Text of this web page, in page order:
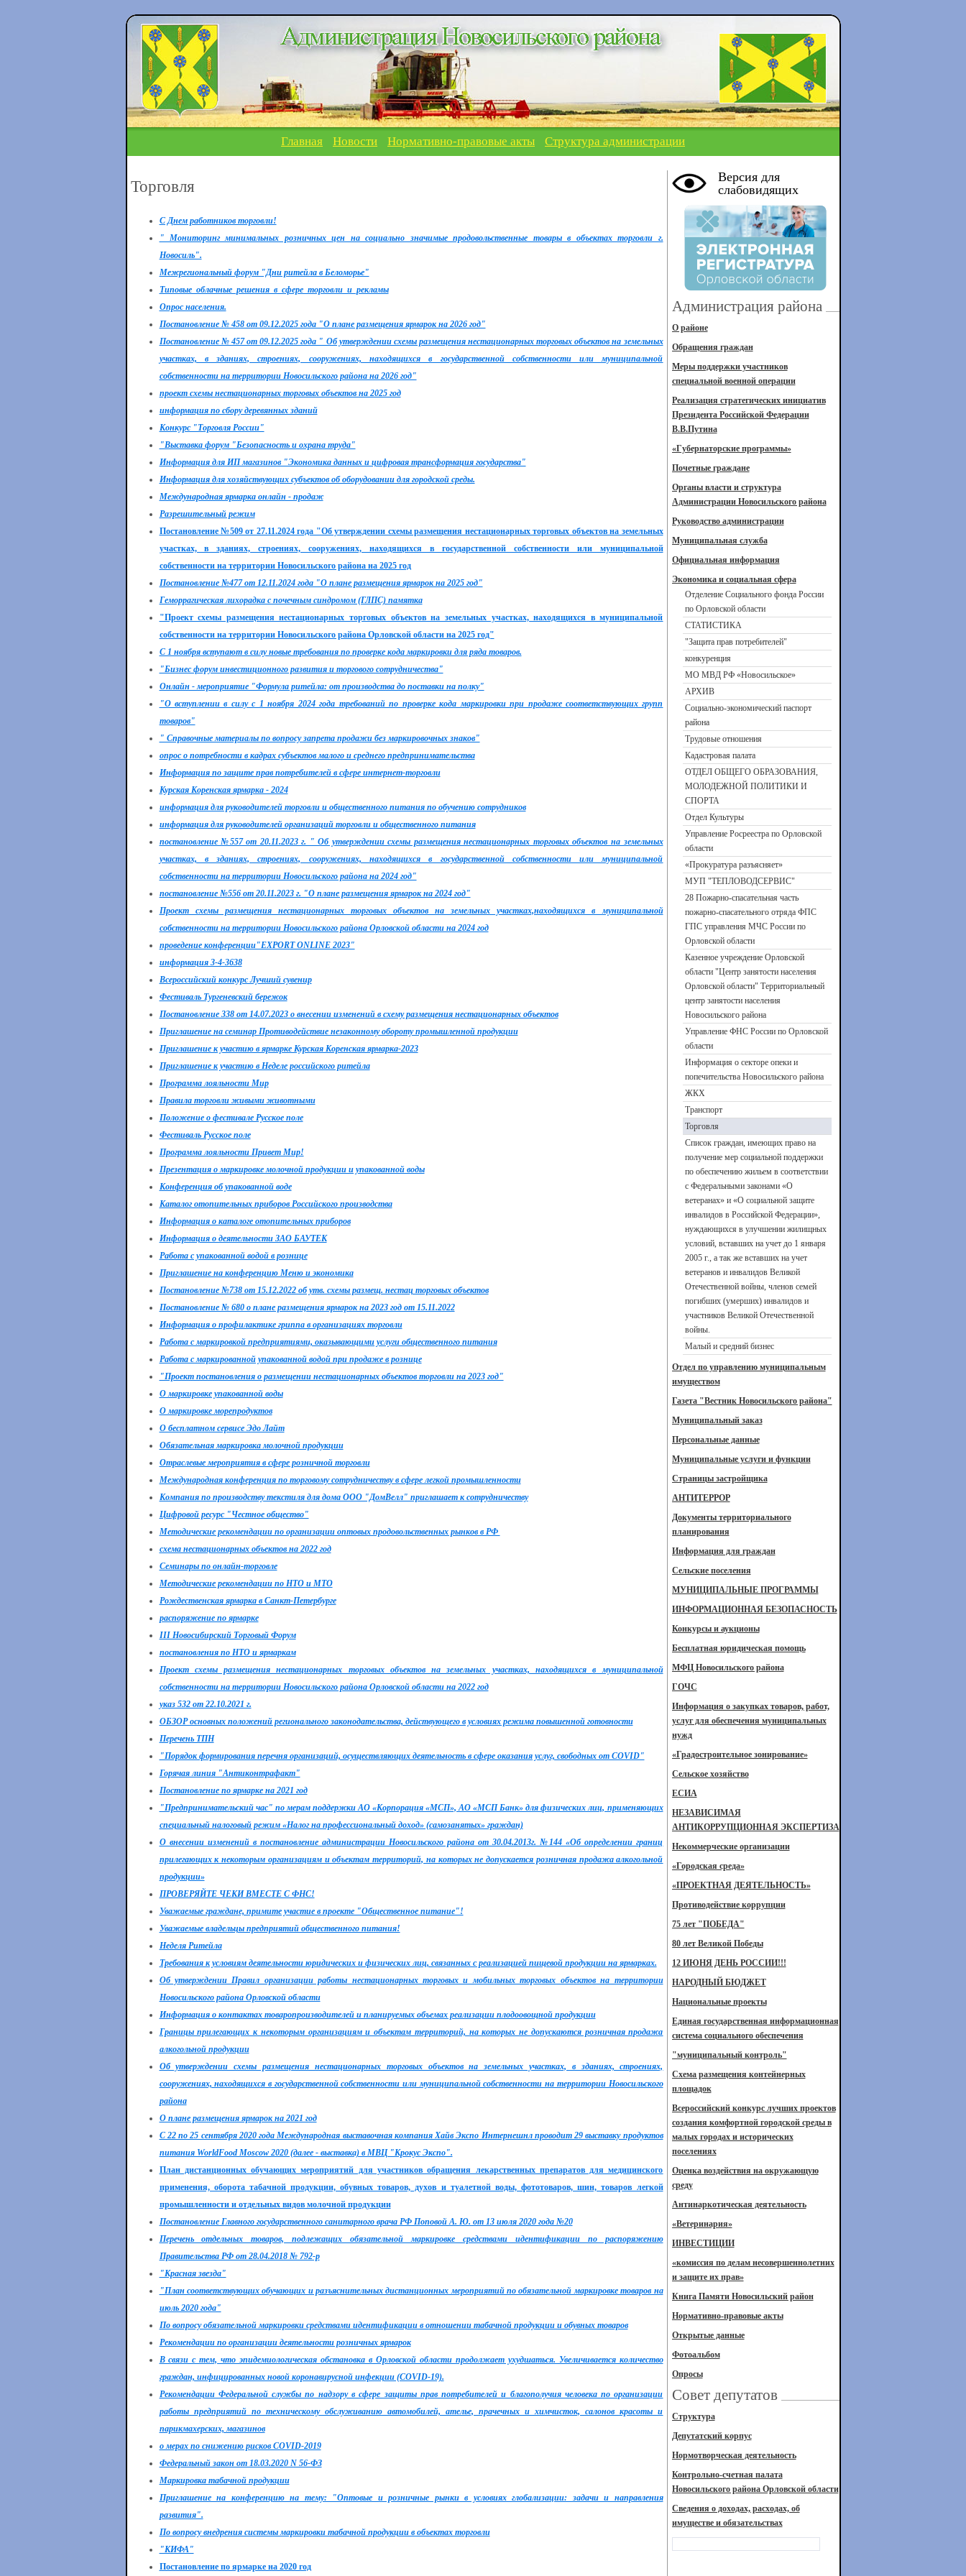
Главная Новости Нормативно-правовые акты Структура администрации
Торговля
С Днем работников торговли!
" Мониторинг минимальных розничных цен на социально значимые продовольственные товары в объектах торговли г.
Новосиль".
Межрегиональный форум "Дни ритейла в Беломорье"
Типовые_облачные_решения_в_сфере_торговли_и_рекламы
Опрос населения.
Постановление № 458 от 09.12.2025 года "О плане размещения ярмарок на 2026 год"
Постановление № 457 от 09.12.2025 года " Об утверждении схемы размещения нестационарных торговых объектов на земельных
участках, в зданиях, строениях, сооружениях, находящихся в государственной собственности или муниципальной
собственности на территории Новосильского района на 2026 год"
проект схемы нестационарных торговых объектов на 2025 год
информация по сбору деревянных зданий
Конкурс "Торговля России"
"Выставка форум "Безопасность и охрана труда"
Информация для ИП магазинов "Экономика данных и цифровая трансформация государства"
Информация для хозяйствующих субъектов об оборудовании для городской среды.
Международная ярмарка онлайн - продаж
Разрешительный режим
Постановление №509 от 27.11.2024 года "Об утверждении схемы размещения нестационарных торговых объектов на земельных
участках, в зданиях, строениях, сооружениях, находящихся в государственной собственности или муниципальной
собственности на территории Новосильского района на 2025 год
Постановление №477 от 12.11.2024 года "О плане размещения ярмарок на 2025 год"
Геморрагическая лихорадка с почечным синдромом (ГЛПС) памятка
"Проект схемы размещения нестационарных торговых объектов на земельных участках, находящихся в муниципальной
собственности на территории Новосильского района Орловской области на 2025 год"
С 1 ноября вступают в силу новые требования по проверке кода маркировки для ряда товаров.
"Бизнес форум инвестиционного развития и торгового сотрудничества"
Онлайн - мероприятие "Формула ритейла: от производства до поставки на полку"
"О вступлении в силу с 1 ноября 2024 года требований по проверке кода маркировки при продаже соответствующих групп
товаров"
" Справочные материалы по вопросу запрета продажи без маркировочных знаков"
опрос о потребности в кадрах субъектов малого и среднего предпринимательства
Информация по защите прав потребителей в сфере интернет-торговли
Курская Коренская ярмарка - 2024
информация для руководителей торговли и общественного питания по обучению сотрудников
информация для руководителей организаций торговли и общественного питания
постановление №557 от 20.11.2023 г. " Об утверждении схемы размещения нестационарных торговых объектов на земельных
участках, в зданиях, строениях, сооружениях, находящихся в государственной собственности или муниципальной
собственности на территории Новосильского района на 2024 год"
постановление №556 от 20.11.2023 г. "О плане размещения ярмарок на 2024 год"
Проект схемы размещения нестационарных торговых объектов на земельных участках,находящихся в муниципальной
собственности на территории Новосильского района Орловской области на 2024 год
проведение конференции"EXPORT ONLINE 2023"
информация 3-4-3638
Всероссийский конкурс Лучший сувенир
Фестиваль Тургеневский бережок
Постановление 338 от 14.07.2023 о внесении изменений в схему размещения нестационарных объектов
Приглашение на семинар Противодействие незаконному обороту промышленной продукции
Приглашение к участию в ярмарке Курская Коренская ярмарка-2023
Приглашение к участию в Неделе российского ритейла
Программа лояльности Мир
Правила торговли живыми животными
Положение о фестивале Русское поле
Фестиваль Русское поле
Программа лояльности Привет Мир!
Презентация о маркировке молочной продукции и упакованной воды
Конференция об упакованной воде
Каталог отопительных приборов Российского производства
Информация о каталоге отопительных приборов
Информация о деятельности ЗАО БАУТЕК
Работа с упакованной водой в рознице
Приглашение на конференцию Меню и экономика
Постановление №738 от 15.12.2022 об утв. схемы размещ. нестац торговых объектов
Постановление № 680 о плане размещения ярмарок на 2023 год от 15.11.2022
Информация о профилактике гриппа в организациях торговли
Работа с маркировкой предприятиями, оказывающими услуги общественного питания
Работа с маркированной упакованной водой при продаже в рознице
"Проект постановления о размещении нестационарных объектов торговли на 2023 год"
О маркировке упакованной воды
О маркировке морепродуктов
О бесплатном сервисе Эдо Лайт
Обязательная маркировка молочной продукции
Отраслевые мероприятия в сфере розничной торговли
Международная конференция по торговому сотрудничеству в сфере легкой промышленности
Компания по производству текстиля для дома ООО "ДомВелл" приглашает к сотрудничеству
Цифровой ресурс "Честное общество"
Методические рекомендации по организации оптовых продовольственных рынков в РФ
схема нестационарных объектов на 2022 год
Семинары по онлайн-торговле
Методические рекомендации по НТО и МТО
Рождественская ярмарка в Санкт-Петербурге
распоряжение по ярмарке
III Новосибирский Торговый Форум
постановления по НТО и ярмаркам
Проект схемы размещения нестационарных торговых объектов на земельных участках, находящихся в муниципальной
собственности на территории Новосильского района Орловской области на 2022 год
указ 532 от 22.10.2021 г.
ОБЗОР основных положений регионального законодательства, действующего в условиях режима повышенной готовности
Перечень ТПН
"Порядок формирования перечня организаций, осуществляющих деятельность в сфере оказания услуг, свободных от COVID"
Горячая линия "Антиконтрафакт"
Постановление по ярмарке на 2021 год
"Предпринимательский час" по мерам поддержки АО «Корпорация «МСП», АО «МСП Банк» для физических лиц, применяющих
специальный налоговый режим «Налог на профессиональный доход» (самозанятых» граждан)
О внесении изменений в постановление администрации Новосильского района от 30.04.2013г. №144 «Об определении границ
прилегающих к некоторым организациям и объектам территорий, на которых не допускается розничная продажа алкогольной
продукции»
ПРОВЕРЯЙТЕ ЧЕКИ ВМЕСТЕ С ФНС!
Уважаемые граждане, примите участие в проекте "Общественное питание"!
Уважаемые владельцы предприятий общественного питания!
Неделя Ритейла
Требования к условиям деятельности юридических и физических лиц, связанных с реализацией пищевой продукции на ярмарках.
Об утверждении Правил организации работы нестационарных торговых и мобильных торговых объектов на территории
Новосильского района Орловской области
Информация о контактах товаропроизводителей и планируемых объемах реализации плодоовощной продукции
Границы прилегающих к некоторым организациям и объектам территорий, на которых не допускаются розничная продажа
алкогольной продукции
Об утверждении схемы размещения нестационарных торговых объектов на земельных участках, в зданиях, строениях,
сооружениях, находящихся в государственной собственности или муниципальной собственности на территории Новосильского
района
О плане размещения ярмарок на 2021 год
С 22 по 25 сентября 2020 года Международная выставочная компания Хайв Экспо Интернешнл проводит 29 выставку продуктов
питания WorldFood Moscow 2020 (далее - выставка) в МВЦ "Крокус Экспо".
План дистанционных обучающих мероприятий для участников обращения лекарственных препаратов для медицинского
применения, оборота табачной продукции, обувных товаров, духов и туалетной воды, фототоваров, шин, товаров легкой
промышленности и отдельных видов молочной продукции
Постановление Главного государственного санитарного врача РФ Поповой А. Ю. от 13 июля 2020 года №20
Перечень отдельных товаров, подлежащих обязательной маркировке средствами идентификации по распоряжению
Правительства РФ от 28.04.2018 № 792-р
"Красная звезда"
"План соответствующих обучающих и разъяснительных дистанционных мероприятий по обязательной маркировке товаров на
июль 2020 года"
По вопросу обязательной маркировки средствами идентификации в отношении табачной продукции и обувных товаров
Рекомендации по организации деятельности розничных ярмарок
В связи с тем, что эпидемиологическая обстановка в Орловской области продолжает ухудшаться. Увеличивается количество
граждан, инфицированных новой коронавирусной инфекции (COVID-19).
Рекомендации Федеральной службы по надзору в сфере защиты прав потребителей и благополучия человека по организации
работы предприятий по техническому обслуживанию автомобилей, ателье, прачечных и химчисток, салонов красоты и
парикмахерских, магазинов
о мерах по снижению рисков COVID-2019
Федеральный закон от 18.03.2020 N 56-ФЗ
Маркировка табачной продукции
Приглашение на конференцию на тему: "Оптовые и розничные рынки в условиях глобализации: задачи и направления
развития".
По вопросу внедрения системы маркировки табачной продукции в объектах торговли
"КИФА"
Постановление по ярмарке на 2020 год
Версия для
слабовидящих
Администрация района
О районе
Обращения граждан
Меры поддержки участников
специальной военной операции
Реализация стратегических инициатив
Президента Российской Федерации
В.В.Путина
«Губернаторские программы»
Почетные граждане
Органы власти и структура
Администрации Новосильского района
Руководство администрации
Муниципальная служба
Официальная информация
Экономика и социальная сфера
Отделение Социального фонда России
по Орловской области
СТАТИСТИКА
"Защита прав потребителей"
конкуренция
МО МВД РФ «Новосильское»
АРХИВ
Социально-экономический паспорт
района
Трудовые отношения
Кадастровая палата
ОТДЕЛ ОБЩЕГО ОБРАЗОВАНИЯ,
МОЛОДЕЖНОЙ ПОЛИТИКИ И
СПОРТА
Отдел Культуры
Управление Росреестра по Орловской
области
«Прокуратура разъясняет»
МУП "ТЕПЛОВОДСЕРВИС"
28 Пожарно-спасательная часть
пожарно-спасательного отряда ФПС
ГПС управления МЧС России по
Орловской области
Казенное учреждение Орловской
области "Центр занятости населения
Орловской области" Территориальный
центр занятости населения
Новосильского района
Управление ФНС России по Орловской
области
Информация о секторе опеки и
попечительства Новосильского района
ЖКХ
Транспорт
Торговля
Список граждан, имеющих право на
получение мер социальной поддержки
по обеспечению жильем в соответствии
с Федеральными законами «О
ветеранах» и «О социальной защите
инвалидов в Российской Федерации»,
нуждающихся в улучшении жилищных
условий, вставших на учет до 1 января
2005 г., а так же вставших на учет
ветеранов и инвалидов Великой
Отечественной войны, членов семей
погибших (умерших) инвалидов и
участников Великой Отечественной
войны.
Малый и средний бизнес
Отдел по управлению муниципальным
имуществом
Газета "Вестник Новосильского района"
Муниципальный заказ
Персональные данные
Муниципальные услуги и функции
Страницы застройщика
АНТИТЕРРОР
Документы территориального
планирования
Информация для граждан
Сельские поселения
МУНИЦИПАЛЬНЫЕ ПРОГРАММЫ
ИНФОРМАЦИОННАЯ БЕЗОПАСНОСТЬ
Конкурсы и аукционы
Бесплатная юридическая помощь
МФЦ Новосильского района
ГОЧС
Информация о закупках товаров, работ,
услуг для обеспечения муниципальных
нужд
«Градостроительное зонирование»
Сельское хозяйство
ЕСИА
НЕЗАВИСИМАЯ
АНТИКОРРУПЦИОННАЯ ЭКСПЕРТИЗА
Некоммерческие организации
«Городская среда»
«ПРОЕКТНАЯ ДЕЯТЕЛЬНОСТЬ»
Противодействие коррупции
75 лет "ПОБЕДА"
80 лет Великой Победы
12 ИЮНЯ ДЕНЬ РОССИИ!!!
НАРОДНЫЙ БЮДЖЕТ
Национальные проекты
Единая государственная информационная
система социального обеспечения
"муниципальный контроль"
Схема размещения контейнерных
площадок
Всероссийский конкурс лучших проектов
создания комфортной городской среды в
малых городах и исторических
поселениях
Оценка воздействия на окружающую
среду
Антинаркотическая деятельность
«Ветеринария»
ИНВЕСТИЦИИ
«комиссия по делам несовершеннолетних
и защите их прав»
Книга Памяти Новосильский район
Нормативно-правовые акты
Открытые данные
Фотоальбом
Опросы
Совет депутатов
Структура
Депутатский корпус
Нормотворческая деятельность
Контрольно-счетная палата
Новосильского района Орловской области
Сведения о доходах, расходах, об
имуществе и обязательствах